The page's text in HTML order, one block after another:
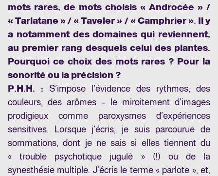
mots rares, de mots choisis « Androcée » /
« Tarlatane » / « Taveler » / « Camphrier ». Il y
a notamment des domaines qui reviennent,
au premier rang desquels celui des plantes.
Pourquoi ce choix des mots rares ? Pour la
sonorité ou la précision ?
P.H.H. : S’impose l’évidence des rythmes, des
couleurs, des arômes – le miroitement d’images
prodigieux comme paroxysmes d’expériences
sensitives. Lorsque j’écris, je suis parcourue de
sommations, dont je ne sais si elles tiennent du
« trouble psychotique jugulé » (!) ou de la
synesthésie multiple. J’écris le terme « parlote », et,